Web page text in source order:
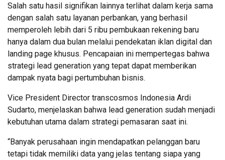
Salah satu hasil signifikan lainnya terlihat dalam kerja sama
dengan salah satu layanan perbankan, yang berhasil
memperoleh lebih dari 5 ribu pembukaan rekening baru
hanya dalam dua bulan melalui pendekatan iklan digital dan
landing page khusus. Pencapaian ini mempertegas bahwa
strategi lead generation yang tepat dapat memberikan
dampak nyata bagi pertumbuhan bisnis.
Vice President Director transcosmos Indonesia Ardi
Sudarto, menjelaskan bahwa lead generation sudah menjadi
kebutuhan utama dalam strategi pemasaran saat ini.
“Banyak perusahaan ingin mendapatkan pelanggan baru
tetapi tidak memiliki data yang jelas tentang siapa yang